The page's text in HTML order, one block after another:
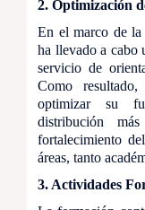
2. Optimización
En el marco de la
ha llevado a cabo
servicio de
Como
optimizar su
distribución
fortalecimiento
áreas, tanto
3. Actividades